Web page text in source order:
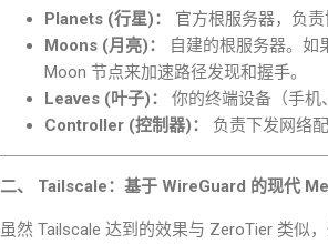
Planets (行星)：
官方根服务器，负责
Moons (月亮)：
自建的根服务器。如
Moon 节点来加速路径发现和握手。
Leaves (叶子)： 你的终端设备（手机、
Controller (控制器)： 负责下发网络
二、 Tailscale：基于 WireGuard 的现代
虽然 Tailscale 达到的效果与 ZeroTier 类似